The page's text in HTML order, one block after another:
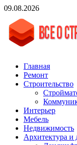
Skip
content
09.08.2026
vgasa.ru
Строительный
Главная
Ремонт
Строительство
Интерьер
Мебель
Недвижимость
Архитектура и